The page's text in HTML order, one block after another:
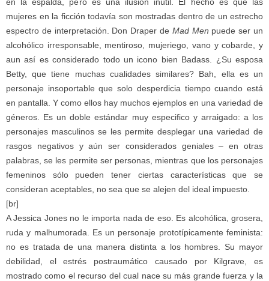
mujeres en la ficción todavía son mostradas dentro de un estrecho
espectro de interpretación. Don Draper de Mad Men puede ser un
alcohólico irresponsable, mentiroso, mujeriego, vano y cobarde, y
aun así es considerado todo un icono bien Badass. ¿Su esposa
Betty, que tiene muchas cualidades similares? Bah, ella es un
personaje insoportable que solo desperdicia tiempo cuando está
en pantalla. Y como ellos hay muchos ejemplos en una variedad de
géneros. Es un doble estándar muy especifico y arraigado: a los
personajes masculinos se les permite desplegar una variedad de
rasgos negativos y aún ser considerados geniales – en otras
palabras, se les permite ser personas, mientras que los personajes
femeninos sólo pueden tener ciertas características que se
consideran aceptables, no sea que se alejen del ideal impuesto.
[br]
A Jessica Jones no le importa nada de eso. Es alcohólica, grosera,
ruda y malhumorada. Es un personaje prototípicamente feminista:
no es tratada de una manera distinta a los hombres. Su mayor
debilidad, el estrés postraumático causado por Kilgrave, es
mostrado como el recurso del cual nace su más grande fuerza y la